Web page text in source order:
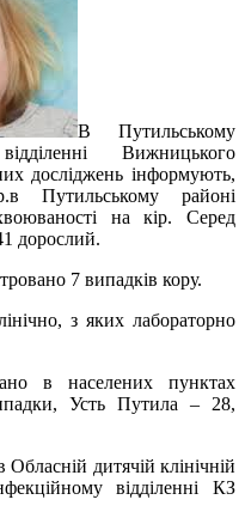
В Путильському
Вижницького
досліджень інформують,
Путильському районі
на кір. Серед
дорослий.
7 випадків кору.
з яких лабораторно
в населених пунктах
Усть Путила – 28,
дитячій клінічній
відділенні КЗ